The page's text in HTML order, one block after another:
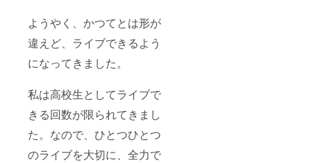
ようやく、かつてとは形が
違えど、ライブできるよう
になってきました。
私は高校生としてライブで
きる回数が限られてきまし
た。なので、ひとつひとつ
のライブを大切に、全力で